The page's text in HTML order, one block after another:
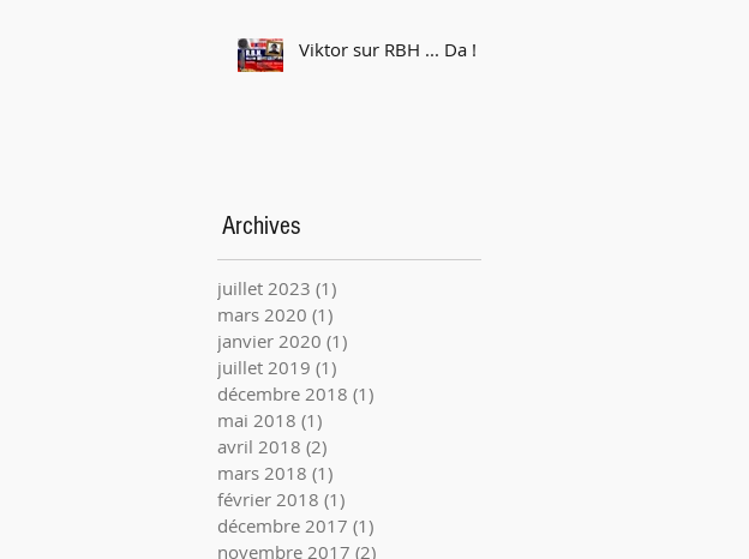
Viktor sur RBH ... Da !
Archives
juillet 2023 (1)
mars 2020 (1)
janvier 2020 (1)
juillet 2019 (1)
décembre 2018 (1)
mai 2018 (1)
avril 2018 (2)
mars 2018 (1)
février 2018 (1)
décembre 2017 (1)
novembre 2017 (2)